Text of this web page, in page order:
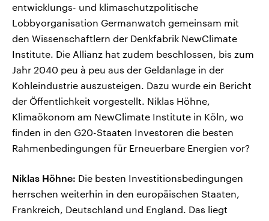
entwicklungs- und klimaschutzpolitische
Lobbyorganisation Germanwatch gemeinsam mit
den Wissenschaftlern der Denkfabrik NewClimate
Institute. Die Allianz hat zudem beschlossen, bis zum
Jahr 2040 peu à peu aus der Geldanlage in der
Kohleindustrie auszusteigen. Dazu wurde ein Bericht
der Öffentlichkeit vorgestellt. Niklas Höhne,
Klimaökonom am NewClimate Institute in Köln, wo
finden in den G20-Staaten Investoren die besten
Rahmenbedingungen für Erneuerbare Energien vor?
Niklas Höhne: Die besten Investitionsbedingungen
herrschen weiterhin in den europäischen Staaten,
Frankreich, Deutschland und England. Das liegt